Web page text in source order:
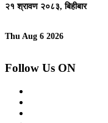
२१ श्रावण २०८३, बिहीबार
Thu Aug 6 2026
Follow Us ON